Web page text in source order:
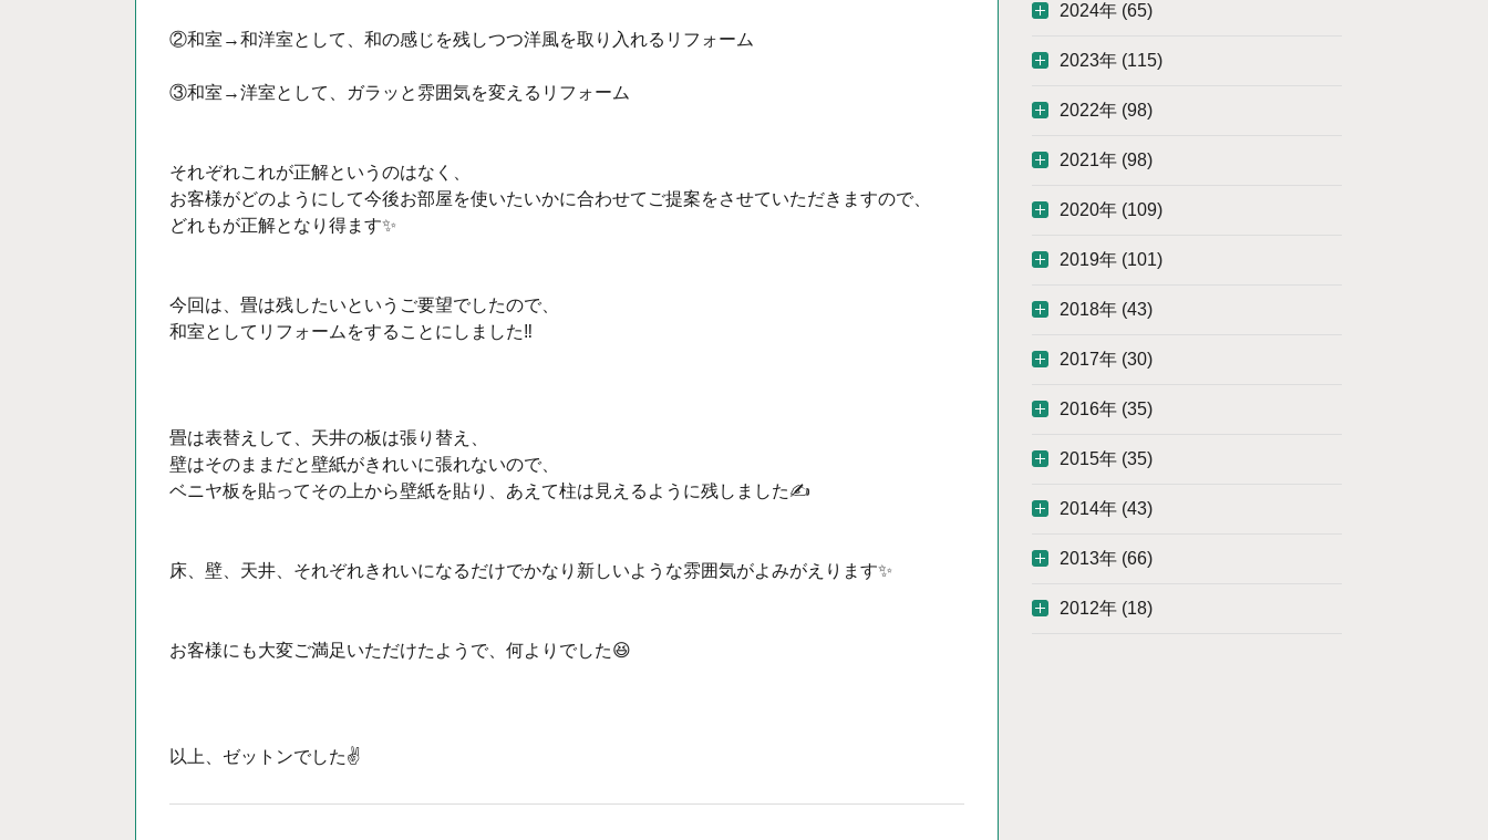
②和室→和洋室として、和の感じを残しつつ洋風を取り入れるリフォーム
③和室→洋室として、ガラッと雰囲気を変えるリフォーム
それぞれこれが正解というのはなく、
お客様がどのようにして今後お部屋を使いたいかに合わせてご提案をさせていただきますので、
どれもが正解となり得ます✨
今回は、畳は残したいというご要望でしたので、
和室としてリフォームをすることにしました‼
畳は表替えして、天井の板は張り替え、
壁はそのままだと壁紙がきれいに張れないので、
ベニヤ板を貼ってその上から壁紙を貼り、あえて柱は見えるように残しました✍
床、壁、天井、それぞれきれいになるだけでかなり新しいような雰囲気がよみがえります✨
お客様にも大変ご満足いただけたようで、何よりでした😆
以上、ゼットンでした✌
2024年 (65)
2023年 (115)
2022年 (98)
2021年 (98)
2020年 (109)
2019年 (101)
2018年 (43)
2017年 (30)
2016年 (35)
2015年 (35)
2014年 (43)
2013年 (66)
2012年 (18)